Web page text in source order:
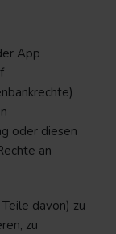
App
oder diesen
an
davon) zu
zu